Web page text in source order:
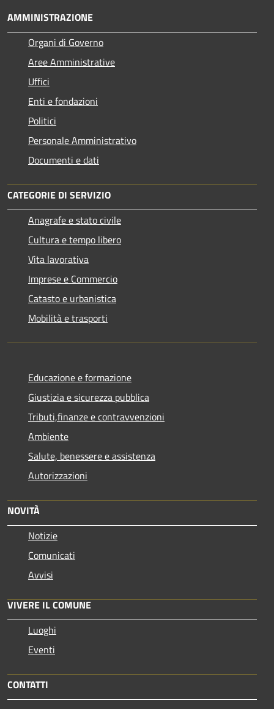
AMMINISTRAZIONE
Organi di Governo
Aree Amministrative
Uffici
Enti e fondazioni
Politici
Personale Amministrativo
Documenti e dati
CATEGORIE DI SERVIZIO
Anagrafe e stato civile
Cultura e tempo libero
Vita lavorativa
Imprese e Commercio
Catasto e urbanistica
Mobilità e trasporti
Educazione e formazione
Giustizia e sicurezza pubblica
Tributi,finanze e contravvenzioni
Ambiente
Salute, benessere e assistenza
Autorizzazioni
NOVITÀ
Notizie
Comunicati
Avvisi
VIVERE IL COMUNE
Luoghi
Eventi
CONTATTI